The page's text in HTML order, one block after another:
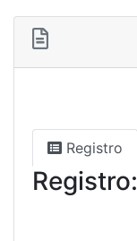
Registro
Registro: